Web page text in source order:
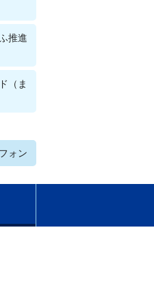
推進
（ま
ォン